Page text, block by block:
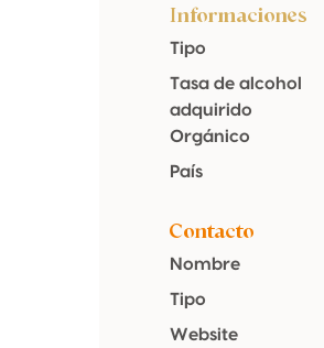
Informaciones
Tipo
Tasa de alcohol
adquirido
Orgánico
País
Contacto
Nombre
Tipo
Website